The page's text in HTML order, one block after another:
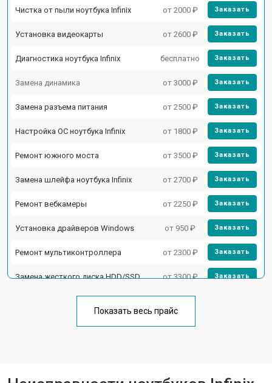
Чистка от пыли ноутбука Infinix от 2000 ₽ Заказать
Установка видеокарты от 2600 ₽ Заказать
Диагностика ноутбука Infinix бесплатно Заказать
Замена динамика от 3000 ₽ Заказать
Замена разъема питания от 2500 ₽ Заказать
Настройка ОС ноутбука Infinix от 1800 ₽ Заказать
Ремонт южного моста от 3500 ₽ Заказать
Замена шлейфа ноутбука Infinix от 2700 ₽ Заказать
Ремонт вебкамеры от 2250 ₽ Заказать
Установка драйверов Windows от 950 ₽ Заказать
Ремонт мультиконтроллера от 2300 ₽ Заказать
Замена жесткого диска HDD/SSD от 3300 ₽ Заказать
Замена тачпада ноутбука Infinix от 1500 ₽
Показать весь прайс